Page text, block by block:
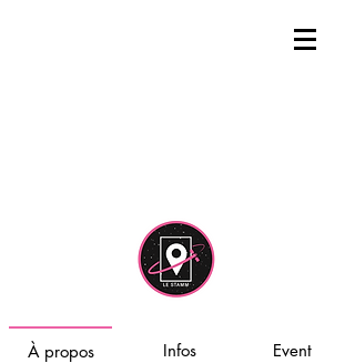
À propos Infos Event